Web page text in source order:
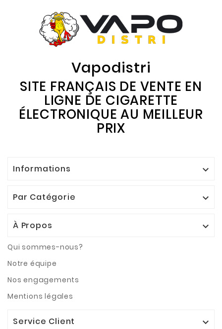
Vapodistri
SITE FRANÇAIS DE VENTE EN
LIGNE DE CIGARETTE
ÉLECTRONIQUE AU MEILLEUR
PRIX
Informations 
Par Catégorie 
À Propos 
Qui sommes-nous?
Notre équipe
Nos engagements
Mentions légales
Service Client 